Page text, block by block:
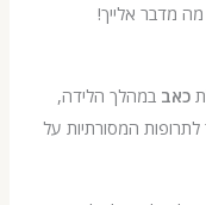
הלידה,
על